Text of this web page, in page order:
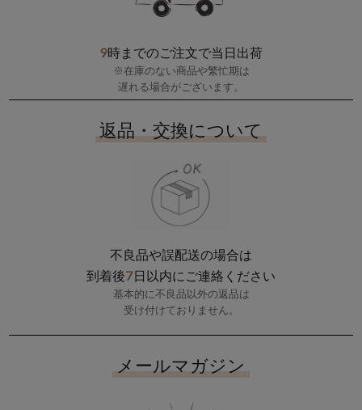
9時までのご注文で当日出荷
※在庫のない商品や繁忙期は
遅れる場合がございます。
返品・交換について
不良品や誤配送の場合は
到着後7日以内にご連絡ください
基本的に不良品以外の返品は
受け付けておりません。
メールマガジン